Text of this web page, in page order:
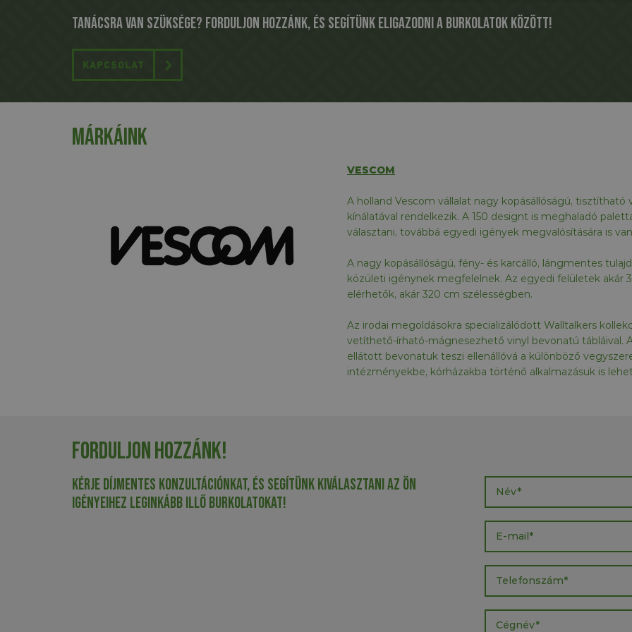
Tanácsra van szüksége? Forduljon hozzánk, és segítünk eligazodni a burkolatok között!
KAPCSOLAT
Márkáink
VESCOM
A holland Vescom vállalat nagy kopásállóságú,
kínálatával rendelkezik. A 150 designt is meghaladó
választani, továbbá egyedi igények megvalósítására is
A nagy kopásállóságú, fény- és karcálló, lángmentes
közületi igénynek megfelelnek. Az egyedi felületek akár
elérhetők, akár 320 cm szélességben.
Az irodai megoldásokra specializálódott Walltalkers
vetíthető-írható-mágnesezhető vinyl bevonatú tábláival.
ellátott bevonatuk teszi ellenállóvá a különböző
intézményekbe, kórházakba történő alkalmazásuk is
Forduljon hozzánk!
Kérje díjmentes konzultációnkat, és segítünk kiválasztani az ön
igényeihez leginkább illő burkolatokat!